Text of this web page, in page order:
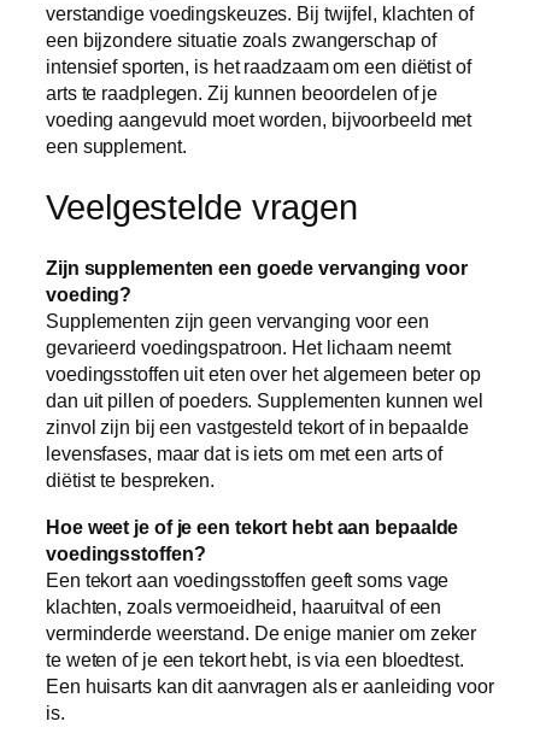
verstandige voedingskeuzes. Bij twijfel, klachten of
een bijzondere situatie zoals zwangerschap of
intensief sporten, is het raadzaam om een diëtist of
arts te raadplegen. Zij kunnen beoordelen of je
voeding aangevuld moet worden, bijvoorbeeld met
een supplement.
Veelgestelde vragen
Zijn supplementen een goede vervanging voor
voeding?
Supplementen zijn geen vervanging voor een
gevarieerd voedingspatroon. Het lichaam neemt
voedingsstoffen uit eten over het algemeen beter op
dan uit pillen of poeders. Supplementen kunnen wel
zinvol zijn bij een vastgesteld tekort of in bepaalde
levensfases, maar dat is iets om met een arts of
diëtist te bespreken.
Hoe weet je of je een tekort hebt aan bepaalde
voedingsstoffen?
Een tekort aan voedingsstoffen geeft soms vage
klachten, zoals vermoeidheid, haaruitval of een
verminderde weerstand. De enige manier om zeker
te weten of je een tekort hebt, is via een bloedtest.
Een huisarts kan dit aanvragen als er aanleiding voor
is.